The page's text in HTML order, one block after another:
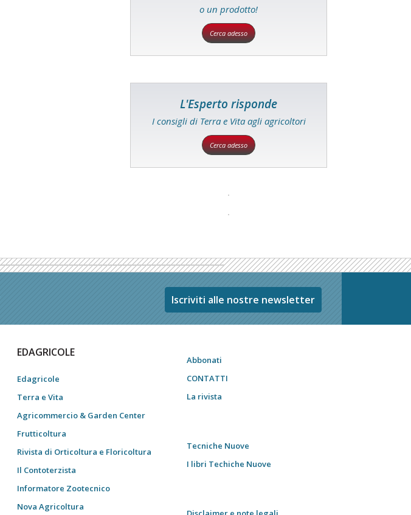
o un prodotto!
Cerca adesso
L'Esperto risponde
I consigli di Terra e Vita agli agricoltori
Cerca adesso
Iscriviti alle nostre newsletter
EDAGRICOLE
Edagricole
Terra e Vita
Agricommercio & Garden Center
Frutticoltura
Rivista di Orticoltura e Floricoltura
Il Contoterzista
Informatore Zootecnico
Nova Agricoltura
Abbonati
CONTATTI
La rivista
Tecniche Nuove
I libri Techiche Nuove